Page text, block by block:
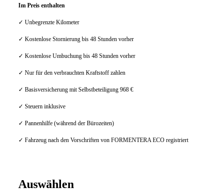
Im Preis enthalten
✓ Unbegrenzte Kilometer
✓ Kostenlose Stornierung bis 48 Stunden vorher
✓ Kostenlose Umbuchung bis 48 Stunden vorher
✓ Nur für den verbrauchten Kraftstoff zahlen
✓ Basisversicherung mit Selbstbeteiligung 968 €
✓ Steuern inklusive
✓ Pannenhilfe (während der Bürozeiten)
✓ Fahrzeug nach den Vorschriften von FORMENTERA ECO registriert
Auswählen